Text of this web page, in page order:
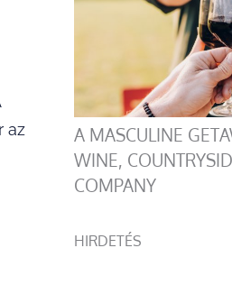
az
A MASCULINE
WINE,
COMPANY
HIRDETÉS